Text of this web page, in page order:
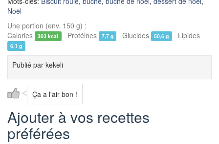
Noël
Une portion (env. 150 g) :
Calories
303 kcal Protéines 7,7 g Glucides 50,6 g Lipides
6,1 g
Publié par kekeli
Ça a l'air bon !
Ajouter à vos recettes
préférées